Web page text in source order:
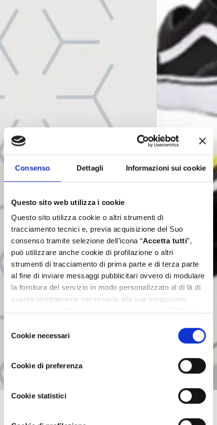
Consenso Dettagli Informazioni sui cookie
Questo sito web utilizza i cookie
Questo sito utilizza cookie o altri strumenti di
tracciamento tecnici e, previa acquisizione del Suo
consenso tramite selezione dell’icona “Accetta tutti”,
può utilizzare anche cookie di profilazione o altri
strumenti di tracciamento di prima parte e di terza parte
al fine di inviare messaggi pubblicitari ovvero di modulare
la fornitura del servizio in modo personalizzato al di là di
quanto strettamente necessario alla sua erogazione.
cookie diversi da quelli tecnici. Se invece vuole
personalizzare le Sue scelte può selezionare i cookie
diversi da quelli tecnici e successivamente cliccare su
“Accetta selezionati”. Ulteriori informazioni sono
delCookie necessari
Cookie di preferenza
Cookie statistici